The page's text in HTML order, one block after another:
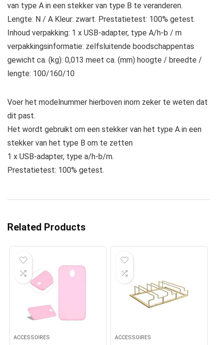
van type A in een stekker van type B te veranderen.
Lengte: N / A Kleur: zwart. Prestatietest: 100% getest.
Inhoud verpakking: 1 x USB-adapter, type A/h-b / m
verpakkingsinformatie: zelfsluitende boodschappentas
gewicht ca. (kg): 0,013 meet ca. (mm) hoogte / breedte /
lengte: 100/160/10
Voer het modelnummer hierboven inom zeker te weten dat
dit past.
Het wordt gebruikt om een stekker van het type A in een
stekker van het type B om te zetten
1 x USB-adapter, type a/h-b/m.
Prestatietest: 100% getest.
Related Products
ACCESSOIRES ACCESSOIRES